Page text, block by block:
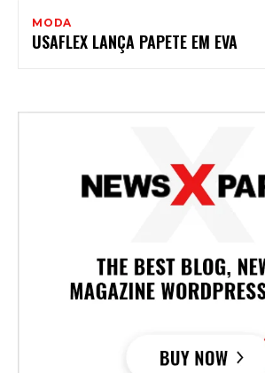
MODA
USAFLEX LANÇA PAPETE EM EVA